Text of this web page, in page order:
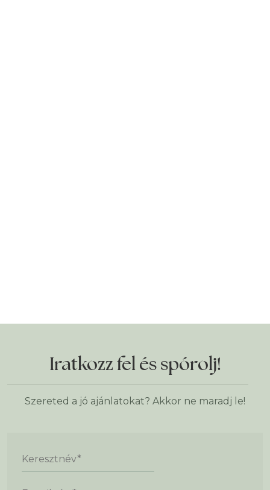
Iratkozz fel és spórolj!
Szereted a jó ajánlatokat? Akkor ne maradj le!
Keresztnév*